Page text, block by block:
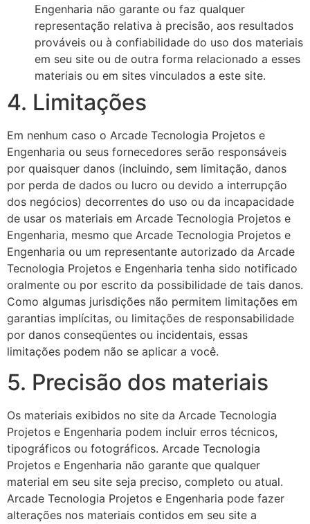
Engenharia não garante ou faz qualquer
representação relativa à precisão, aos resultados
prováveis ​​ou à confiabilidade do uso dos materiais
em seu site ou de outra forma relacionado a esses
materiais ou em sites vinculados a este site.
4. Limitações
Em nenhum caso o Arcade Tecnologia Projetos e
Engenharia ou seus fornecedores serão responsáveis ​​
por quaisquer danos (incluindo, sem limitação, danos
por perda de dados ou lucro ou devido a interrupção
dos negócios) decorrentes do uso ou da incapacidade
de usar os materiais em Arcade Tecnologia Projetos e
Engenharia, mesmo que Arcade Tecnologia Projetos e
Engenharia ou um representante autorizado da Arcade
Tecnologia Projetos e Engenharia tenha sido notificado
oralmente ou por escrito da possibilidade de tais danos.
Como algumas jurisdições não permitem limitações em
garantias implícitas, ou limitações de responsabilidade
por danos conseqüentes ou incidentais, essas
limitações podem não se aplicar a você.
5. Precisão dos materiais
Os materiais exibidos no site da Arcade Tecnologia
Projetos e Engenharia podem incluir erros técnicos,
tipográficos ou fotográficos. Arcade Tecnologia
Projetos e Engenharia não garante que qualquer
material em seu site seja preciso, completo ou atual.
Arcade Tecnologia Projetos e Engenharia pode fazer
alterações nos materiais contidos em seu site a